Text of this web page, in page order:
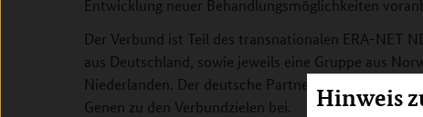
Hinweis
Entwicklung neuer Behandlungsmöglichkeiten
Der Verbund ist Teil des transnationalen ERA-NET
aus Deutschland, sowie jeweils eine Gruppe aus
Niederlanden. Der deutsche Partner trägt mit der
Genen zu den Verbundzielen bei.